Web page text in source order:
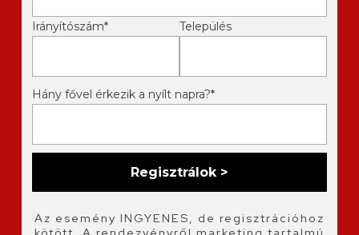
Irányítószám* Település
Hány fővel érkezik a nyílt napra?*
Az esemény INGYENES, de regisztrációhoz